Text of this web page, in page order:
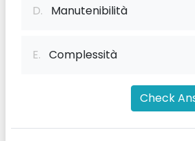
D. Manutenibilità
E. Complessità
Check